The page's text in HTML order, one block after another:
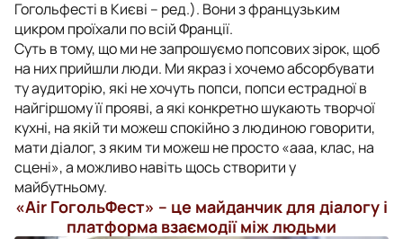
Гогольфесті в Києві – ред.). Вони з французьким
цикром проїхали по всій Франції.
Суть в тому, що ми не запрошуємо попсових зірок, щоб
на них прийшли люди. Ми якраз і хочемо абсорбувати
ту аудиторію, які не хочуть попси, попси естрадної в
найгіршому її прояві, а які конкретно шукають творчої
кухні, на якій ти можеш спокійно з людиною говорити,
мати діалог, з яким ти можеш не просто «ааа, клас, на
сцені», а можливо навіть щось створити у
майбутньому.
«Air ГогольФест» – це майданчик для діалогу і
платформа взаємодії між людьми